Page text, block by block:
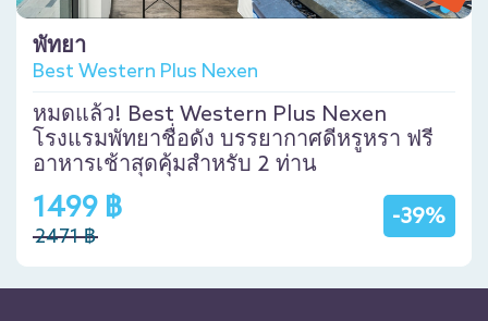
พัทยา
Best Western Plus Nexen
หมดแล้ว! Best Western Plus Nexen
โรงแรมพัทยาชื่อดัง บรรยากาศดีหรูหรา ฟรี
อาหารเช้าสุดคุ้มสำหรับ 2 ท่าน
-39%
1499 ฿
2471 ฿